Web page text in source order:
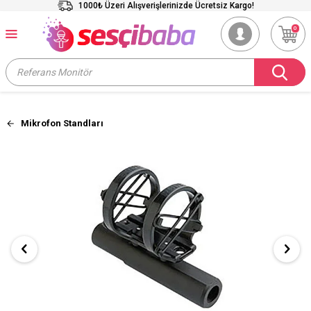
1000₺ Üzeri Alışverişlerinizde Ücretsiz Kargo!
0
Mikrofon Standları